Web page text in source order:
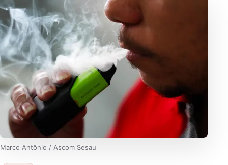
Marco Antônio / Ascom Sesau